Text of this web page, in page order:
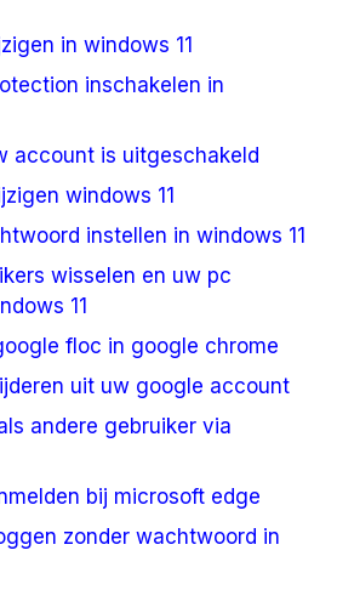
in windows 11
inschakelen in
account is uitgeschakeld
windows 11
instellen in windows 11
wisselen en uw pc
11
floc in google chrome
uit uw google account
andere gebruiker via
bij microsoft edge
zonder wachtwoord in